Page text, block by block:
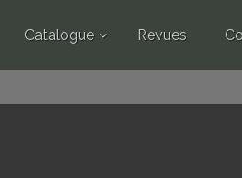
Catalogue Revues